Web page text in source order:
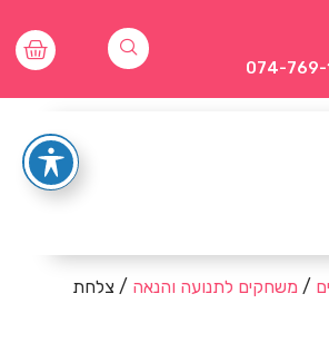
/ משחקים לתנועה והנאה / צלחת